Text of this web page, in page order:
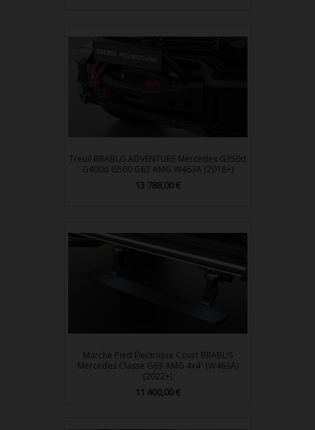
Treuil BRABUS ADVENTURE Mercedes G350d
G400d G500 G63 AMG W463A (2018+)
Prix
13 788,00 €
Marche Pied Électrique Court BRABUS
Mercedes Classe G63 AMG 4x4² (W463A)
(2022+)
Prix
11 400,00 €